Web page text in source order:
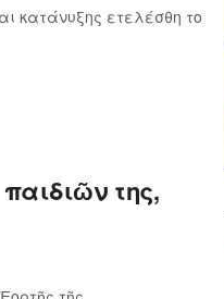
κατάνυξης ετελέσθη το
της,